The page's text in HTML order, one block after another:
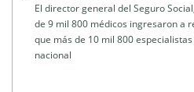
El director general del Seguro
de 9 mil 800 médicos ingresaron a
que más de 10 mil 800
nacional